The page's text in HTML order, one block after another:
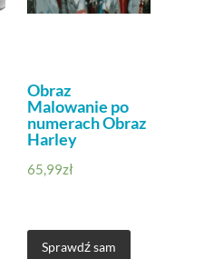
Obraz
Malowanie po
numerach Obraz
Harley
65,99zł
Sprawdź sam